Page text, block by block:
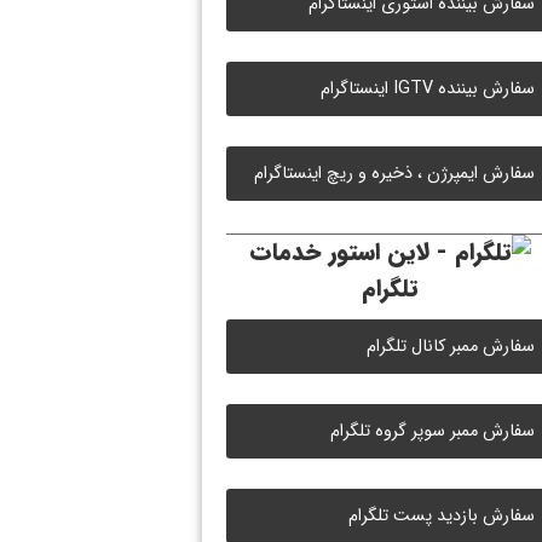
سفارش بیننده IGTV اینستاگرام
سفارش ایمپرژن ، ذخیره و ریچ اینستاگرام
خدمات
تلگرام
سفارش ممبر کانال تلگرام
سفارش ممبر سوپر گروه تلگرام
سفارش بازدید پست تلگرام